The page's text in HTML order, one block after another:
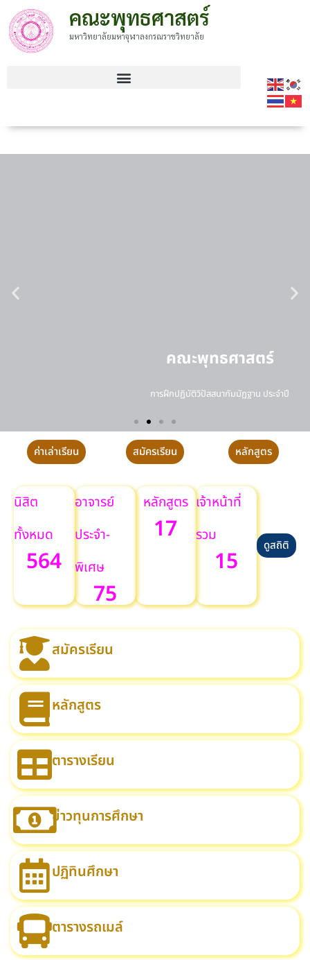
คณะพุทธศาสตร์
มหาวิทยาลัยมหาจุฬาลงกรณราชวิทยาลัย
คณะพุทธศาสตร์
การฝึกปฏิบัติวิปัสสนากัมมัฏฐาน ประจำปี
ค่าเล่าเรียน สมัครเรียน หลักสูตร
นิสิต
ทั้งหมด
564
อาจารย์
ประจำ-
พิเศษ
75
หลักสูตร
17
เจ้าหน้าที่
รวม
15
ดูสถิติ
สมัครเรียน
หลักสูตร
ตารางเรียน
ข่าวทุนการศึกษา
ปฏิทินศึกษา
ตารางรถเมล์